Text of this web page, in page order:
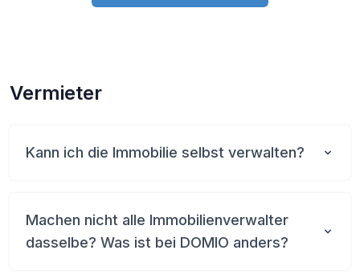
Vermieter
Kann ich die Immobilie selbst verwalten?
Machen nicht alle Immobilienverwalter
dasselbe? Was ist bei DOMIO anders?